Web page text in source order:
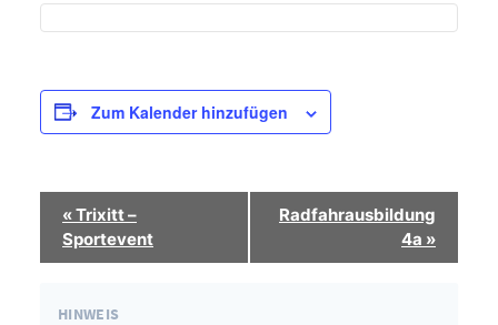
Zum Kalender hinzufügen
Termin-
Navigation
«Trixitt –
Sportevent
Radfahrausbildung
4a »
HINWEIS